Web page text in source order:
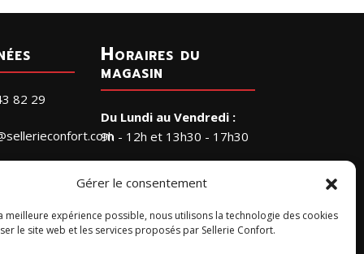
Gérer le consentement
meilleure expérience possible, nous utilisons la technologie des cookies
le site web et les services proposés par Sellerie Confort.
82 29
Horaires du
magasin
Du Lundi au Vendredi :
9h - 12h et 13h30 - 17h30
9h - 12h
Horaires accueil
téléphonique